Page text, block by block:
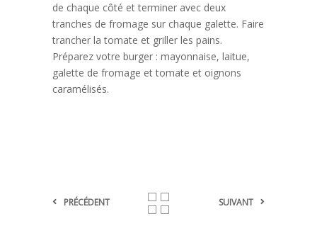
de chaque côté et terminer avec deux
tranches de fromage sur chaque galette. Faire
trancher la tomate et griller les pains.
Préparez votre burger : mayonnaise, laitue,
galette de fromage et tomate et oignons
caramélisés.
PRÉCÉDENT SUIVANT